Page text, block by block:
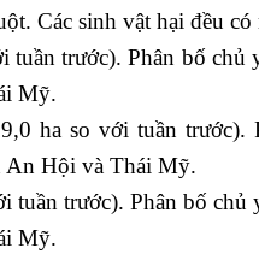
Các sinh vật hại đều có
trước). Phân bố chủ
Mỹ.
ha so với tuần trước).
An Hội và Thái Mỹ.
trước). Phân bố chủ
Mỹ.